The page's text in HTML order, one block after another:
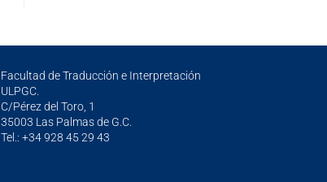
Facultad de Traducción e Interpretación
ULPGC.
C/Pérez del Toro, 1
35003 Las Palmas de G.C.
Tel.: +34 928 45 29 43